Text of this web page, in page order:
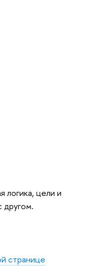
логика, цели и
другом.
странице